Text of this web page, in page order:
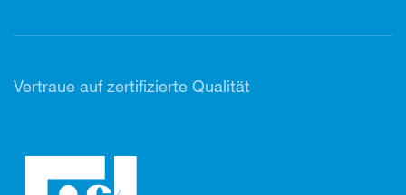
Vertraue auf zertifizierte Qualität